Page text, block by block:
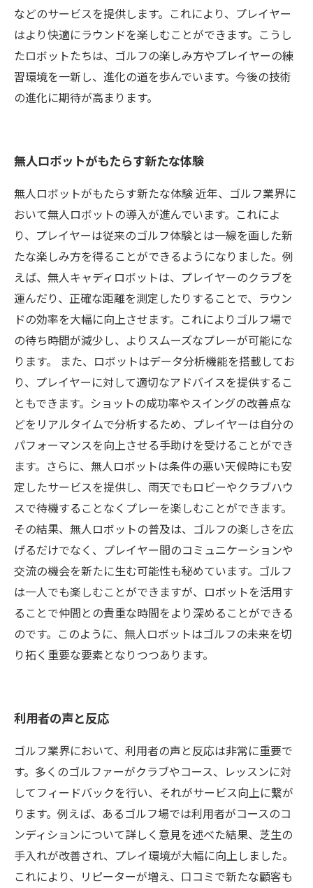
などのサービスを提供します。これにより、プレイヤー
はより快適にラウンドを楽しむことができます。こうし
たロボットたちは、ゴルフの楽しみ方やプレイヤーの練
習環境を一新し、進化の道を歩んでいます。今後の技術
の進化に期待が高まります。
無人ロボットがもたらす新たな体験
無人ロボットがもたらす新たな体験 近年、ゴルフ業界に
おいて無人ロボットの導入が進んでいます。これによ
り、プレイヤーは従来のゴルフ体験とは一線を画した新
たな楽しみ方を得ることができるようになりました。例
えば、無人キャディロボットは、プレイヤーのクラブを
運んだり、正確な距離を測定したりすることで、ラウン
ドの効率を大幅に向上させます。これによりゴルフ場で
の待ち時間が減少し、よりスムーズなプレーが可能にな
ります。 また、ロボットはデータ分析機能を搭載してお
り、プレイヤーに対して適切なアドバイスを提供するこ
ともできます。ショットの成功率やスイングの改善点な
どをリアルタイムで分析するため、プレイヤーは自分の
パフォーマンスを向上させる手助けを受けることができ
ます。さらに、無人ロボットは条件の悪い天候時にも安
定したサービスを提供し、雨天でもロビーやクラブハウ
スで待機することなくプレーを楽しむことができます。
その結果、無人ロボットの普及は、ゴルフの楽しさを広
げるだけでなく、プレイヤー間のコミュニケーションや
交流の機会を新たに生む可能性も秘めています。ゴルフ
は一人でも楽しむことができますが、ロボットを活用す
ることで仲間との貴重な時間をより深めることができる
のです。このように、無人ロボットはゴルフの未来を切
り拓く重要な要素となりつつあります。
利用者の声と反応
ゴルフ業界において、利用者の声と反応は非常に重要で
す。多くのゴルファーがクラブやコース、レッスンに対
してフィードバックを行い、それがサービス向上に繋が
ります。例えば、あるゴルフ場では利用者がコースのコ
ンディションについて詳しく意見を述べた結果、芝生の
手入れが改善され、プレイ環境が大幅に向上しました。
これにより、リピーターが増え、口コミで新たな顧客も